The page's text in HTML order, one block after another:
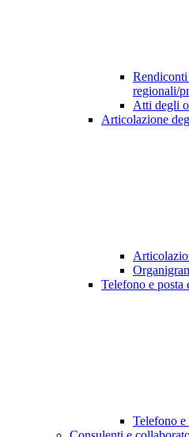
regionali/
Atti degli
Articolazione
Telefono e posta
Telefono e